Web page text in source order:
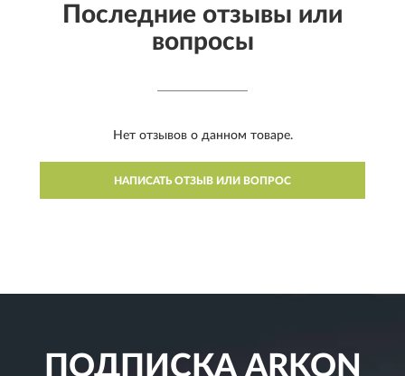
Последние отзывы или
вопросы
Нет отзывов о данном товаре.
НАПИСАТЬ ОТЗЫВ ИЛИ ВОПРОС
ПОДПИСКАARKON